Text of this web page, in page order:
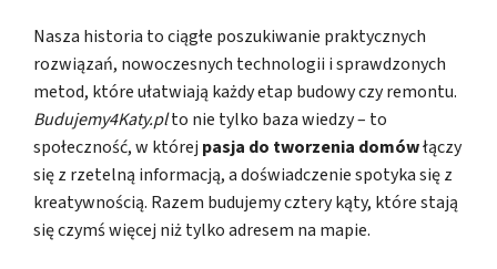
Nasza historia to ciągłe poszukiwanie praktycznych
rozwiązań, nowoczesnych technologii i sprawdzonych
metod, które ułatwiają każdy etap budowy czy remontu.
Budujemy4Katy.plto nie tylko baza wiedzy – to
społeczność, w której pasja do tworzenia domówłączy
się z rzetelną informacją, a doświadczenie spotyka się z
kreatywnością. Razem budujemy cztery kąty, które stają
się czymś więcej niż tylko adresem na mapie.